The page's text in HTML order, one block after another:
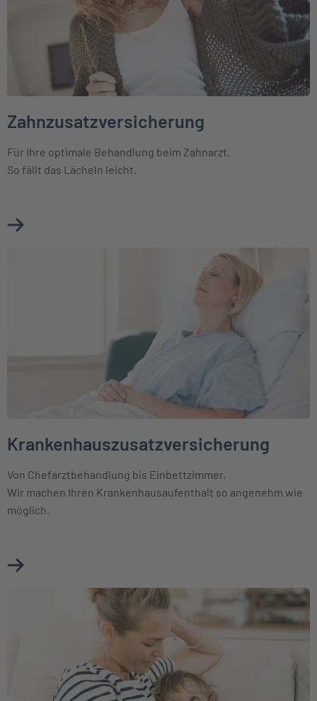
Zahnzusatzversicherung
Für Ihre optimale Behandlung beim Zahnarzt.
So fällt das Lächeln leicht.
Mehr über Zahnzusatzversicherung erfahren
Weiter zu Krankenhauszusatzversicherung
Krankenhauszusatzversicherung
Von Chefarztbehandlung bis Einbettzimmer.
Wir machen Ihren Krankenhausaufenthalt so angenehm wie
möglich.
Mehr über Krankenhauszusatzversicherung erfahren
Weiter zu Ambulante Zusatzversicherung